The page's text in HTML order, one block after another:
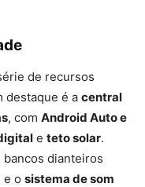
de recursos
destaque é a central
, com Android Auto e
e teto solar.
bancos dianteiros
e o sistema de som